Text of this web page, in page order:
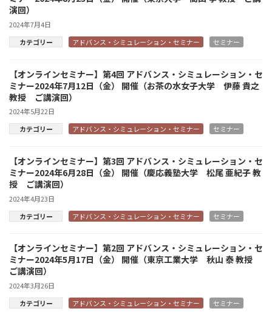
演回）
2024年7月4日
カテゴリー
アドバンス・シミュレーション・セミナー セミナー
【オンラインセミナー】第4回 アドバンス・シミュレーション・セ
ミナー2024年7月12日（金） 開催（お茶の水女子大学 伊藤 貴之
教授 ご講演回）
2024年5月22日
カテゴリー
アドバンス・シミュレーション・セミナー セミナー
【オンラインセミナー】第3回 アドバンス・シミュレーション・セ
ミナー2024年6月28日（金） 開催（慶応義塾大学 松尾 亜紀子 教
授 ご講演回）
2024年4月23日
カテゴリー
アドバンス・シミュレーション・セミナー セミナー
【オンラインセミナー】第2回 アドバンス・シミュレーション・セ
ミナー2024年5月17日（金） 開催（東京工業大学 秋山 泰 教授
ご講演回）
2024年3月26日
カテゴリー
アドバンス・シミュレーション・セミナー セミナー